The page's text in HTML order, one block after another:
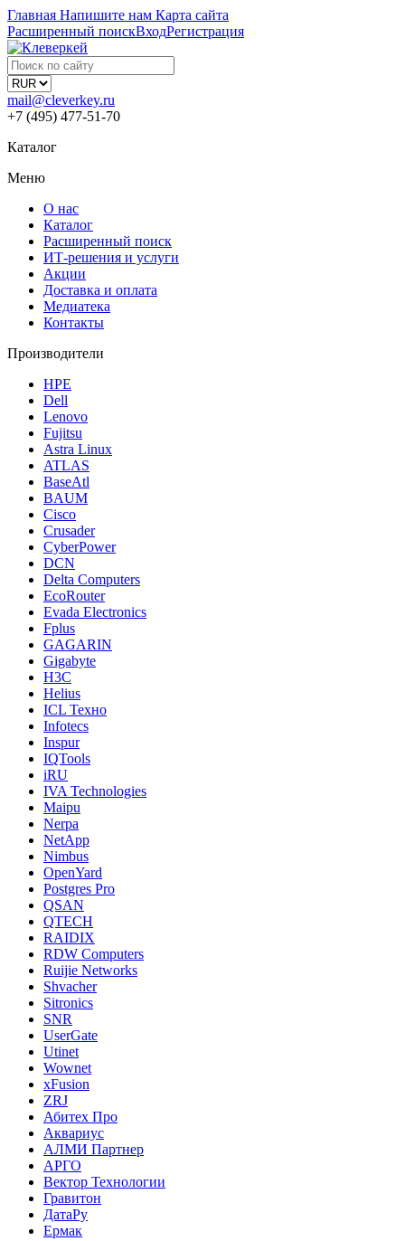
Главная Напишите нам Карта сайта
Расширенный поискВходРегистрация
mail@cleverkey.ru
+7 (495) 477-51-70
Каталог
Меню
О нас
Каталог
Расширенный поиск
ИТ-решения и услуги
Акции
Доставка и оплата
Медиатека
Контакты
Производители
HPE
Dell
Lenovo
Fujitsu
Astra Linux
ATLAS
BaseAtl
BAUM
Cisco
Crusader
CyberPower
DCN
Delta Computers
EcoRouter
Evada Electronics
Fplus
GAGARIN
Gigabyte
H3C
Helius
ICL Техно
Infotecs
Inspur
IQTools
iRU
IVA Technologies
Maipu
Nerpa
NetApp
Nimbus
OpenYard
Postgres Pro
QSAN
QTECH
RAIDIX
RDW Computers
Ruijie Networks
Shvacher
Sitronics
SNR
UserGate
Utinet
Wownet
xFusion
ZRJ
Абитех Про
Аквариус
АЛМИ Партнер
АРГО
Вектор Технологии
Гравитон
ДатаРу
Ермак